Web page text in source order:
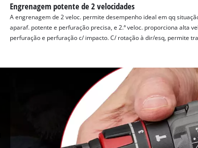
Engrenagem potente de 2 velocidades
A engrenagem de 2 veloc. permite desempenho ideal em qq
aparaf. potente e perfuração precisa, e 2.ª veloc. proporciona alta
perfuração e perfuração c/ impacto. C/ rotação à dir/esq, permite